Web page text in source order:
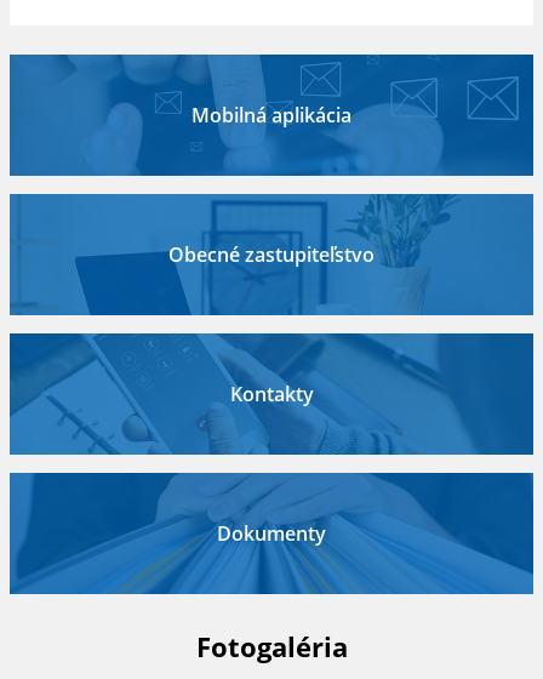
Mobilná aplikácia
Obecné zastupiteľstvo
Kontakty
Dokumenty
Fotogaléria